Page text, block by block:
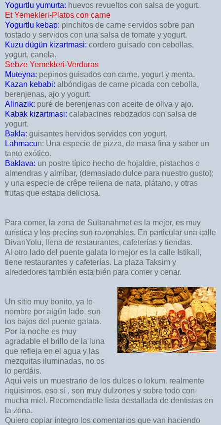
Yogurtlu yumurta: huevos revueltos con salsa de yogurt.
Et Yemekleri-Platos con carne
Yogurtlu kebap: pinchitos de carne servidos sobre pan
tostado y servidos con una salsa de tomate y yogurt.
Kuzu dügün kizartmasi: cordero guisado con cebollas,
yogurt, canela.
Sebze Yemekleri-Verduras
Muteyna: pepinos guisados con carne, yogurt y menta.
Kazan kebabi: albóndigas de carne picada con cebolla,
berenjenas, ajo y yogurt.
Alinazik: puré de berenjenas con aceite de oliva y ajo.
Kabak kizartmasi: calabacines rebozados con salsa de
yogurt.
Bakla: guisantes hervidos servidos con yogurt.
Lahmacun: Una especie de pizza, de masa fina y sabor un
tanto exótico.
Baklava: un postre típico hecho de hojaldre, pistachos o
almendras y almíbar, (demasiado dulce para nuestro gusto);
y una especie de crêpe rellena de nata, plátano, y otras
frutas que estaba deliciosa.
Para comer, la zona de Sultanahmet es la mejor, es muy
turística y los precios son razonables. En particular una calle
DivanYolu, llena de restaurantes, cafeterías y tiendas.
Al otro lado del puente galata lo mejor es la calle Istikall,
tiene restaurantes y cafeterías. La plaza Taksim y
alrededores también esta bién para comer y cenar.
Un sitio muy bonito, ya lo
nombre por algún lado, son
los bajos del puente galata.
Por la noche es muy
agradable el brillo de la luna
que refleja en el agua y las
mezquitas iluminadas, no os
lo perdáis.
Aquí veis un muestrario de los dulces o lokum. realmente
riquisimos, eso sí , son muy dulzones y sobre todo con
mucha miel. Recomendable lista destallada de dentistas en
la zona.
Quiero copiar íntegro los comentarios que van haciendo